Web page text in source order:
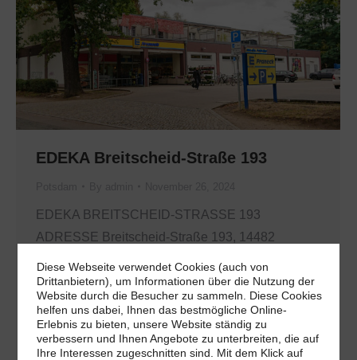
EDEKA Breitscheid-Straße 193
EDEKA BREITSCHEID-STRASSE 193
ADRESSE Breitscheid-Straße 193, 14482
20:00 Dienstag 07:00–20:00 Mittwoch 07:00–
20:00 Donnerstag 07:00–20:00 Freitag 07:00–
20:00 Samstag 07:00–20:00 Sonntag
Geschlossen VORTEILE Displaywerbung in
Diese Webseite verwendet Cookies (auch von
Drittanbietern), um Informationen über die Nutzung der
Website durch die Besucher zu sammeln. Diese Cookies
helfen uns dabei, Ihnen das bestmögliche Online-
Erlebnis zu bieten, unsere Website ständig zu
verbessern und Ihnen Angebote zu unterbreiten, die auf
Ihre Interessen zugeschnitten sind. Mit dem Klick auf